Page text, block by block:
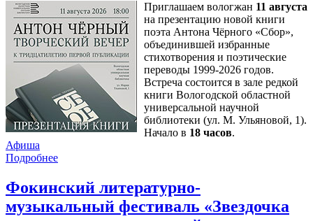
Приглашаем вологжан 11 августа
на презентацию новой книги
поэта Антона Чёрного «Сбор»,
объединившей избранные
стихотворения и поэтические
переводы 1999-2026 годов.
Встреча состоится в зале редкой
книги Вологодской областной
универсальной научной
библиотеки (ул. М. Ульяновой, 1).
Начало в 18 часов.
Афиша
Подробнее
Фокинский литературно-
музыкальный фестиваль «Звездочка